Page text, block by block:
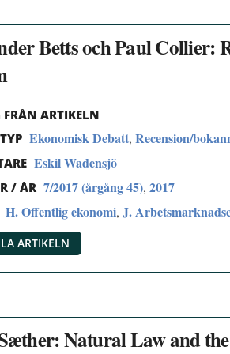
Betts och Paul Collier:
FRÅN ARTIKELN
Ekonomisk Debatt, Recension/
Eskil Wadensjö
/ ÅR 7/2017 (årgång 45), 2017
H. Offentlig ekonomi, J.
ARTIKELN
Natural Law and